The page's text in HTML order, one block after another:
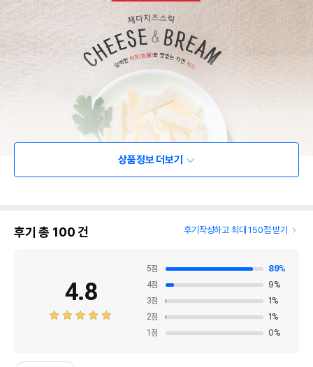
상품정보 더보기
후기 총 100건 후기작성하고 최대 150점 받기
4.8
5점 89%
4점 9%
3점 1 %
2점 1 %
1 점 0%